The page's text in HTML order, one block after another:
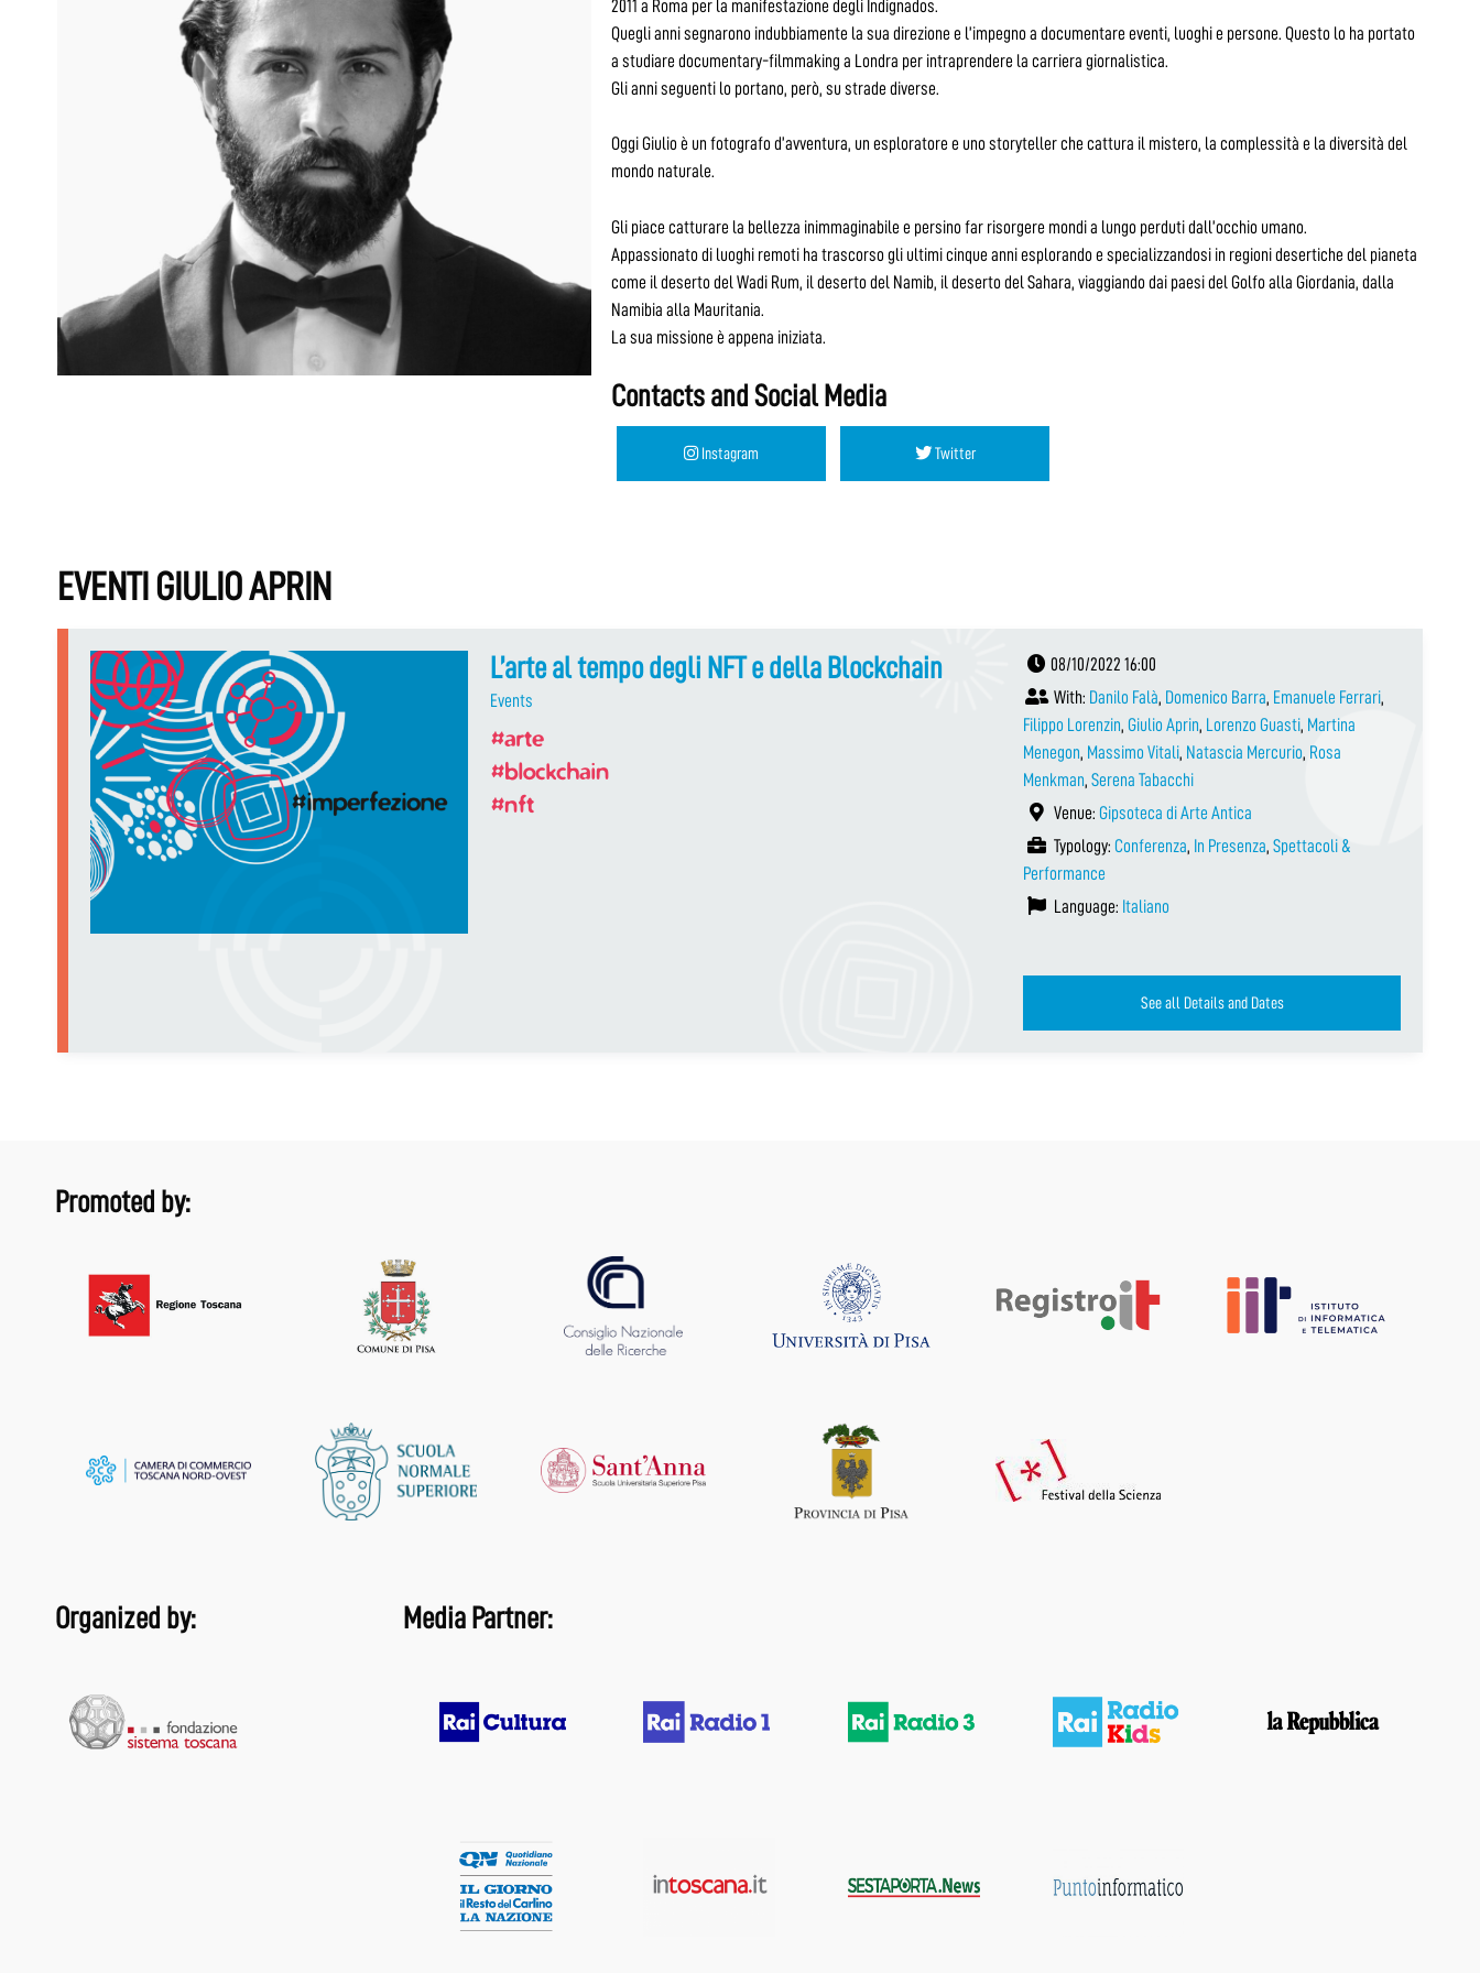
2011 a Roma per la manifestazione degli Indignados.
Quegli anni segnarono indubbiamente la sua direzione e l’impegno a documentare eventi, luoghi e persone. Questo lo ha portato
a studiare documentary-filmmaking a Londra per intraprendere la carriera giornalistica.
Gli anni seguenti lo portano, però, su strade diverse.
Oggi Giulio è un fotografo d’avventura, un esploratore e uno storyteller che cattura il mistero, la complessità e la diversità del
mondo naturale.
Gli piace catturare la bellezza inimmaginabile e persino far risorgere mondi a lungo perduti dall’occhio umano.
Appassionato di luoghi remoti ha trascorso gli ultimi cinque anni esplorando e specializzandosi in regioni desertiche del pianeta
come il deserto del Wadi Rum, il deserto del Namib, il deserto del Sahara, viaggiando dai paesi del Golfo alla Giordania, dalla
Namibia alla Mauritania.
La sua missione è appena iniziata.
Contacts and Social Media
Instagram Twitter
EVENTI GIULIO APRIN
L’arte al tempo degli NFT e della Blockchain
Events
#arte
#blockchain
#nft
08/10/2022 16:00
With: Danilo Falà, Domenico Barra, Emanuele Ferrari,
Filippo Lorenzin, Giulio Aprin, Lorenzo Guasti, Martina
Menegon, Massimo Vitali, Natascia Mercurio, Rosa
Menkman, Serena Tabacchi
Venue: Gipsoteca di Arte Antica
Typology: Conferenza, In Presenza, Spettacoli &
Performance
Language: Italiano
See all Details and Dates
Promoted by:
Organized by: Media Partner: